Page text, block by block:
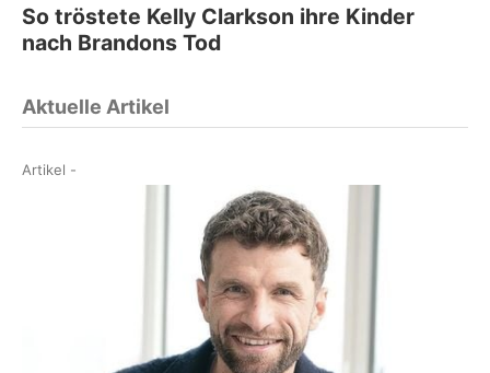
So tröstete Kelly Clarkson ihre Kinder
nach Brandons Tod
Aktuelle Artikel
Artikel -